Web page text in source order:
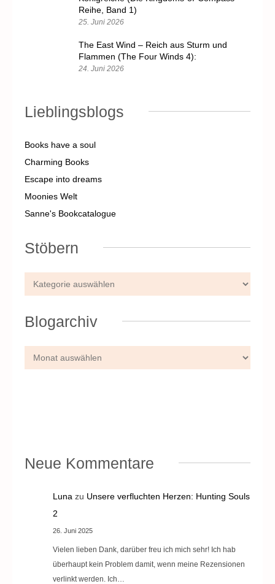
Reihe, Band 1)
25. Juni 2026
The East Wind – Reich aus Sturm und
Flammen (The Four Winds 4):
24. Juni 2026
Lieblingsblogs
Books have a soul
Charming Books
Escape into dreams
Moonies Welt
Sanne's Bookcatalogue
Stöbern
Blogarchiv
Neue Kommentare
Luna zu Unsere verfluchten Herzen: Hunting Souls
2
26. Juni 2025
Vielen lieben Dank, darüber freu ich mich sehr! Ich hab
überhaupt kein Problem damit, wenn meine Rezensionen
verlinkt werden. Ich…